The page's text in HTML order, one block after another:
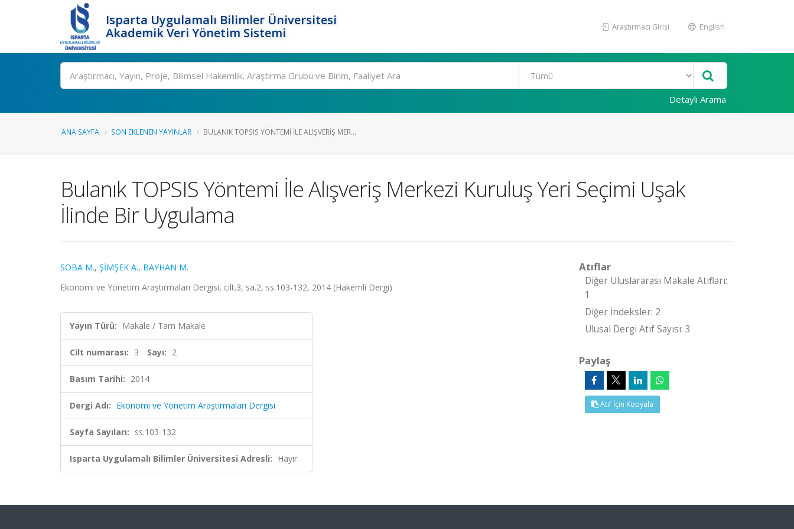
Isparta Uygulamalı Bilimler Üniversitesi
Akademik Veri Yönetim Sistemi
Araştırmacı Girişi English
Ara
Detaylı Arama
ANA SAYFA SON EKLENEN YAYINLAR BULANIK TOPSIS YÖNTEMI İLE ALIŞVERIŞ MER...
Bulanık TOPSIS Yöntemi İle Alışveriş Merkezi Kuruluş Yeri Seçimi Uşak
İlinde Bir Uygulama
SOBA M., ŞİMŞEK A., BAYHAN M.
Ekonomi ve Yönetim Araştırmaları Dergisi, cilt.3, sa.2, ss.103-132, 2014 (Hakemli Dergi)
Yayın Türü: Makale / Tam Makale
Cilt numarası: 3 Sayı: 2
Basım Tarihi: 2014
Dergi Adı: Ekonomi ve Yönetim Araştırmaları Dergisi
Sayfa Sayıları: ss.103-132
Isparta Uygulamalı Bilimler Üniversitesi Adresli: Hayır
Atıflar
Diğer Uluslararası Makale Atıfları:
1
Diğer İndeksler: 2
Ulusal Dergi Atıf Sayısı: 3
Paylaş
Atıf İçin Kopyala